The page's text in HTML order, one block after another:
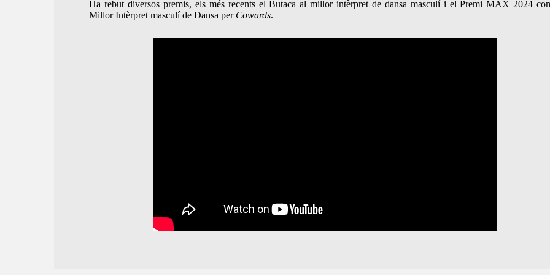
Ha rebut diversos premis, els més recents el Butaca al millor intèrpret de dansa masculí i el Premi MAX 2024
Millor Intèrpret masculí de Dansa per Cowards.